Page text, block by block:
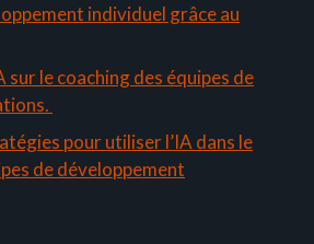
individuel grâce au
sur le coaching des équipes de
pour utiliser l’IA dans le
de développement